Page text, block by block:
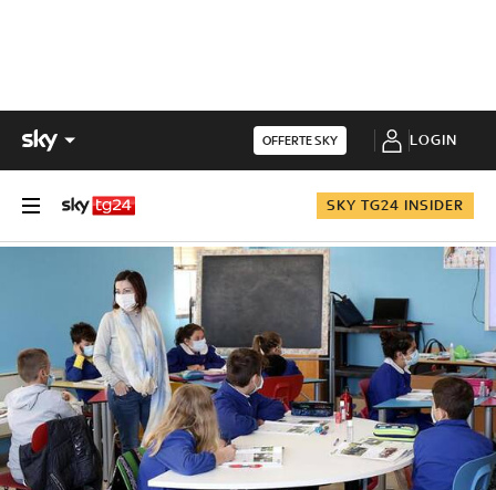
OFFERTE SKY LOGIN
SKY TG24 INSIDER